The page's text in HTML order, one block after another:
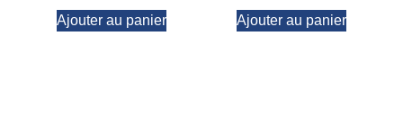
Ajouter au panier Ajouter au panier